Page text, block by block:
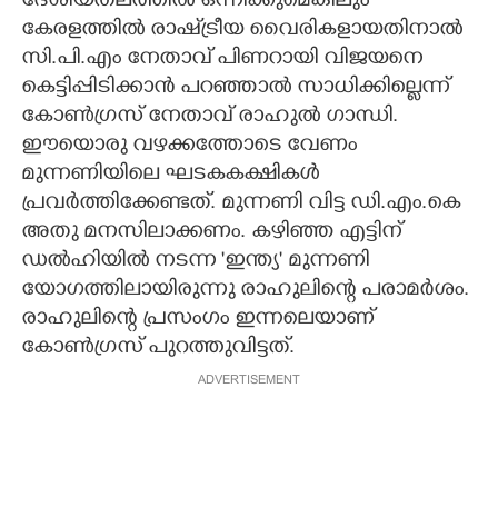
ZOOM
CONTACT US
കേരളത്തിൽ രാഷ്‌ട്രീയ വൈരികളായതിനാൽ
സി.പി.എം നേതാവ് പിണറായി വിജയനെ
കെട്ടിപ്പിടിക്കാൻ പറഞ്ഞാൽ സാധിക്കില്ലെന്ന്
കോൺഗ്രസ് നേതാവ് രാഹുൽ ഗാന്ധി.
ഈയൊരു വഴക്കത്തോടെ വേണം
മുന്നണിയിലെ ഘടകകക്ഷികൾ
പ്രവർത്തിക്കേണ്ടത്. മുന്നണി വിട്ട ഡി.എം.കെ
അതു മനസിലാക്കണം. കഴിഞ്ഞ എട്ടിന്
ഡൽഹിയിൽ നടന്ന 'ഇന്ത്യ' മുന്നണി
യോഗത്തിലായിരുന്നു രാഹുലിന്റെ പരാമർശം.
രാഹുലിന്റെ പ്രസംഗം ഇന്നലെയാണ്
കോൺഗ്രസ് പുറത്തുവിട്ടത്.
ADVERTISEMENT